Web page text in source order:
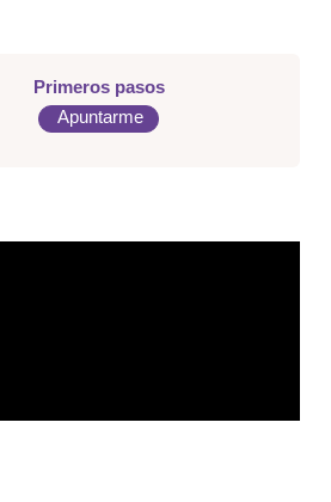
Primeros pasos
Apuntarme